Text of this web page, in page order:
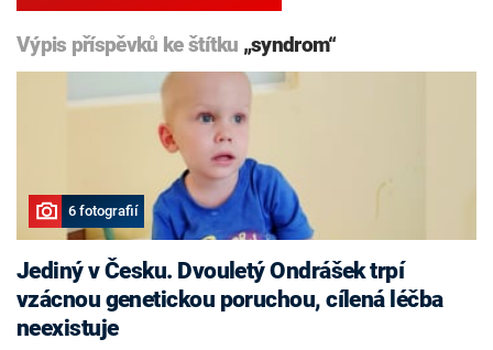
Výpis příspěvků ke štítku „syndrom“
6 fotografií
Jediný v Česku. Dvouletý Ondrášek trpí
vzácnou genetickou poruchou, cílená léčba
neexistuje